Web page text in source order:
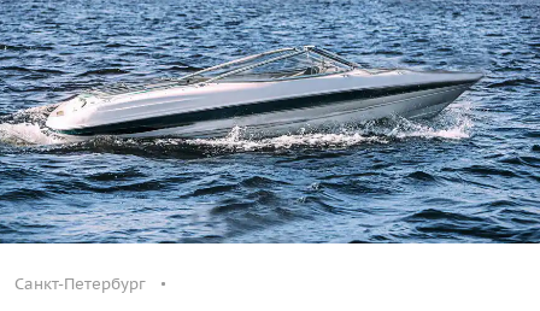
Санкт-Петербург